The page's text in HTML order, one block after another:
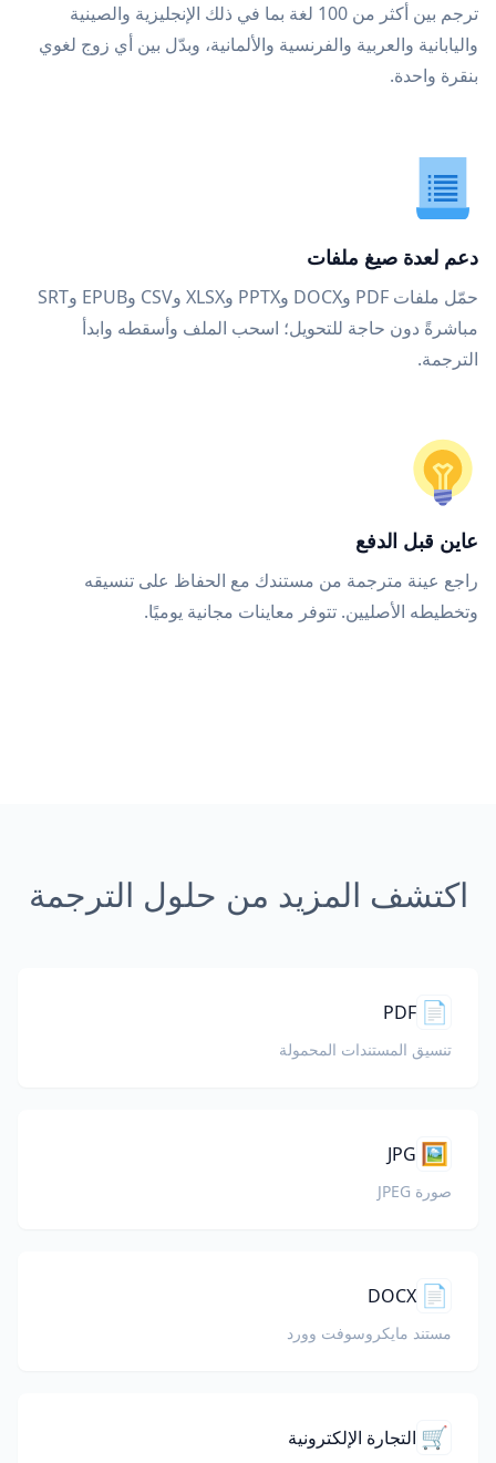
ترجم بين أكثر من 100 لغة بما في ذلك الإنجليزية والصينية
واليابانية والعربية والفرنسية والألمانية، وبدّل بين أي زوج لغوي
بنقرة واحدة.
دعم لعدة صيغ ملفات
حمّل ملفات PDF وDOCX وPPTX وXLSX وCSV وEPUB وSRT
مباشرةً دون حاجة للتحويل؛ اسحب الملف وأسقطه وابدأ
الترجمة.
عاين قبل الدفع
راجع عينة مترجمة من مستندك مع الحفاظ على تنسيقه
وتخطيطه الأصليين. تتوفر معاينات مجانية يوميًا.
اكتشف المزيد من حلول الترجمة
📄
PDF
تنسيق المستندات المحمولة
🖼️
JPG
صورة JPEG
📄
DOCX
مستند مايكروسوفت وورد
🛒 التجارة الإلكترونية